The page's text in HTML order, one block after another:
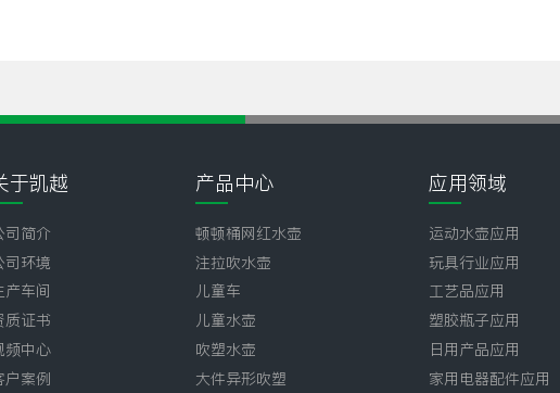
于凯越
司简介
司环境
产车间
质证书
频中心
户案例
产品中心
顿顿桶网红水壶
注拉吹水壶
儿童车
儿童水壶
吹塑水壶
大件异形吹塑
应用领域
运动水壶应用
玩具行业应用
工艺品应用
塑胶瓶子应用
日用产品应用
家用电器配件应用